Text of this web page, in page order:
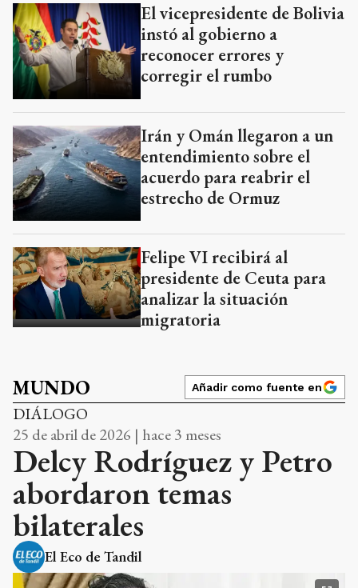
El vicepresidente de Bolivia
instó al gobierno a
reconocer errores y
corregir el rumbo
Irán y Omán llegaron a un
entendimiento sobre el
acuerdo para reabrir el
estrecho de Ormuz
Felipe VI recibirá al
presidente de Ceuta para
analizar la situación
migratoria
MUNDO Añadir como fuente en
DIÁLOGO
25 de abril de 2026 | hace 3 meses
Delcy Rodríguez y Petro
abordaron temas
bilaterales
El Eco de Tandil